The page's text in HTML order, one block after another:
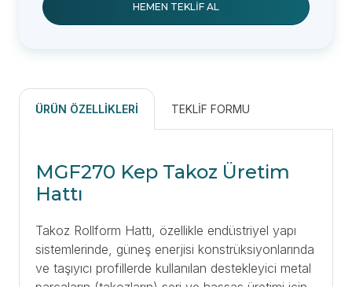
HEMEN TEKLIF AL
ÜRÜN ÖZELLIKLERI TEKLIF FORMU
MGF270 Kep Takoz Üretim
Hattı
Takoz Rollform Hattı, özellikle endüstriyel yapı
sistemlerinde, güneş enerjisi konstrüksiyonlarında
ve taşıyıcı profillerde kullanılan destekleyici metal